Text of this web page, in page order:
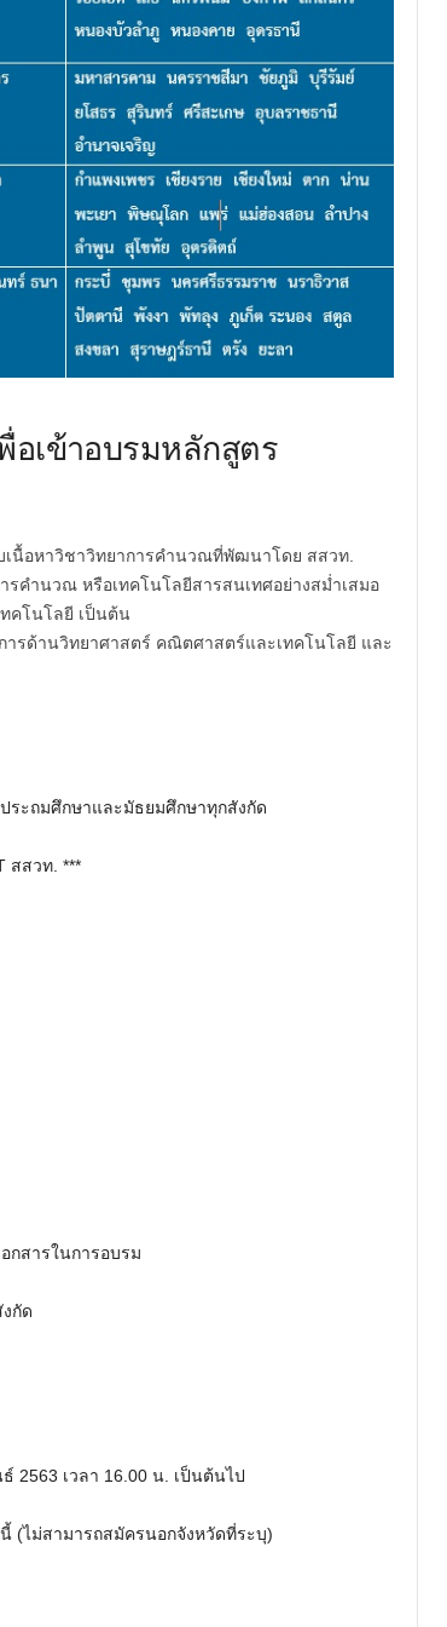
อเข้าอบรมหลักสูตร
เนื้อหาวิชาวิทยาการคำนวณที่พัฒนาโดย สสวท.
รคำนวณ หรือเทคโนโลยีสารสนเทศอย่างสม่ำเสมอ
คโนโลยี เป็นต้น
รด้านวิทยาศาสตร์ คณิตศาสตร์และเทคโนโลยี และ
ระถมศึกษาและมัธยมศึกษาทุกสังกัด
สสวท. ***
กสารในการอบรม
กัด
2563 เวลา 16.00 น. เป็นต้นไป
(ไม่สามารถสมัครนอกจังหวัดที่ระบุ)